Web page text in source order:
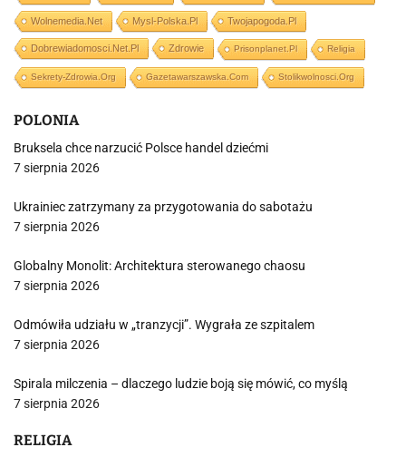
Wolnemedia.net Mysl-Polska.pl Twojapogoda.pl
Dobrewiadomosci.net.pl Zdrowie Prisonplanet.pl Religia
Sekrety-Zdrowia.org Gazetawarszawska.com Stolikwolnosci.org
POLONIA
Bruksela chce narzucić Polsce handel dziećmi
7 sierpnia 2026
Ukrainiec zatrzymany za przygotowania do sabotażu
7 sierpnia 2026
Globalny Monolit: Architektura sterowanego chaosu
7 sierpnia 2026
Odmówiła udziału w „tranzycji”. Wygrała ze szpitalem
7 sierpnia 2026
Spirala milczenia – dlaczego ludzie boją się mówić, co myślą
7 sierpnia 2026
RELIGIA